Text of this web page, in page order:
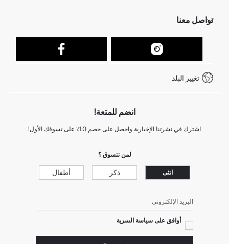
عمليات الارجاع و الاستبدال السهلة
تتبع الشحنة
كيف يمكنك التسوق في ديفاكتو ؟
كيف تدفع في ديفاكتو؟
تواصل معنا
نموذج الاتصال
+212 525 076 633 خدمة العملاءتغيير البلد
انضم للمتعة!
اشترك في نشرتنا الإخبارية واحصل على خصم 10٪ على تسوقك الأول!
لمن تتسوق ؟
انثى ذكر أطفال
البريد الإلكتروني
أوافق على سياسة السرية